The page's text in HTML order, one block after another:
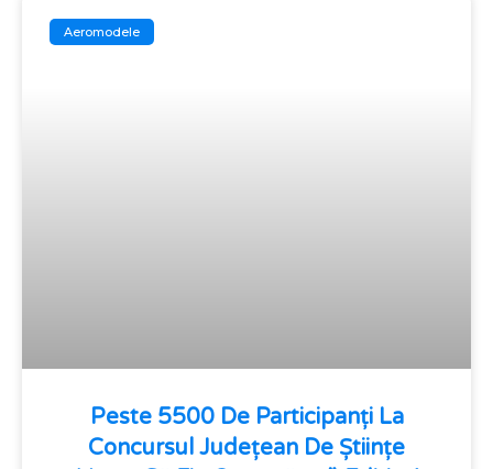
Aeromodele
Peste 5500 De Participanți La
Concursul Județean De Științe